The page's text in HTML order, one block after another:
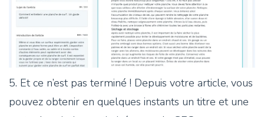
5. Et ce n’est pas terminé ! Depuis votre article, vous
pouvez obtenir en quelques instants un titre et une